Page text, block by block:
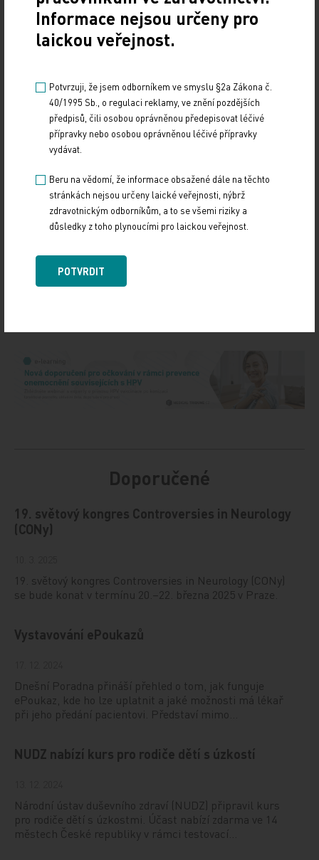
letošního roku.
do lázní na účet zdravotní pojišťovny nejméně na
čtyři týdny místo nynějších tří. Při těžkých a
závažných nemocech by léčba trvala po dobu
nutnou k vyléčení, nebylo by už časové omezení.
Zdroj: ČTK
LEGISLATIVA
Doporučené
19. světový kongres Controversies in Neurology
(CONy)
19. světový kongres Controversies in Neurology (CONy)
se bude konat v termínu 20.–22. března 2025 v Praze.
Vystavování ePoukazů
Dnešní Poradna přináší přehled o tom, jak funguje
ePoukaz, kde ho lze uplatnit a jaké možnosti má lékař
při jeho předání pacientovi. Představí mimo…
NUDZ nabízí kurs pro rodiče dětí s úzkostí
Národní ústav duševního zdraví (NUDZ) připravil kurs
pro rodiče dětí s úzkostmi. Účast nabízí zdarma ve 14
městech České republiky v rámci testovací…
Informace nejsou určeny pro
laickou veřejnost.
Potvrzuji, že jsem odborníkem ve smyslu §2a Zákona č.
40/1995 Sb., o regulaci reklamy, ve znění pozdějších
předpisů, čili osobou oprávněnou předepisovat léčivé
přípravky nebo osobou oprávněnou léčivé přípravky
vydávat.
Beru na vědomí, že informace obsažené dále na těchto
stránkách nejsou určeny laické veřejnosti, nýbrž
zdravotnickým odborníkům, a to se všemi riziky a
důsledky z toho plynoucími pro laickou veřejnost.
POTVRDIT